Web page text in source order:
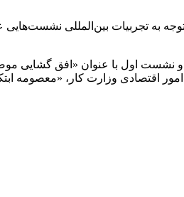
به تجربیات بین‌المللی
اول با عنوان «افق گشایی
اقتصادی وزارت کار، «معصومه